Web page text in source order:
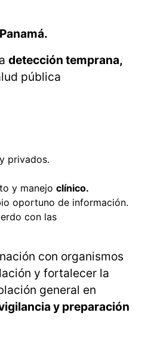
detección temprana,
pública
privados.
y manejo clínico.
oportuno de información.
con las
con organismos
y fortalecer la
general en
y preparación